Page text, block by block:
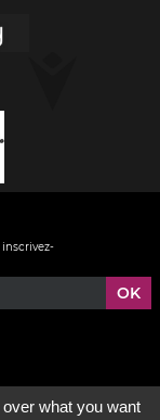
what you want